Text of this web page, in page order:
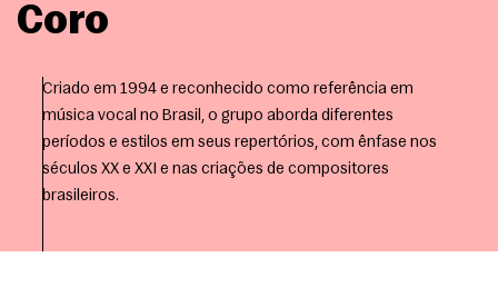
Coro
Criado em 1994 e reconhecido como referência em
música vocal no Brasil, o grupo aborda diferentes
períodos e estilos em seus repertórios, com ênfase nos
séculos XX e XXI e nas criações de compositores
brasileiros.